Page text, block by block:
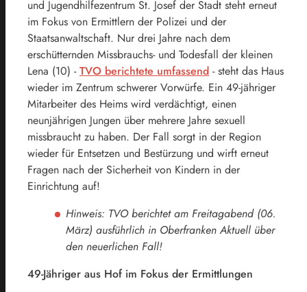
und Jugendhilfezentrum St. Josef der Stadt steht erneut
im Fokus von Ermittlern der Polizei und der
Staatsanwaltschaft. Nur drei Jahre nach dem
erschütternden Missbrauchs- und Todesfall der kleinen
Lena (10) -TVO berichtete umfassend - steht das Haus
wieder im Zentrum schwerer Vorwürfe. Ein 49-jähriger
Mitarbeiter des Heims wird verdächtigt, einen
neunjährigen Jungen über mehrere Jahre sexuell
missbraucht zu haben. Der Fall sorgt in der Region
wieder für Entsetzen und Bestürzung und wirft erneut
Fragen nach der Sicherheit von Kindern in der
Einrichtung auf!
Hinweis: TVO berichtet am Freitagabend (06.
März) ausführlich in Oberfranken Aktuell über
den neuerlichen Fall!
49-Jähriger aus Hof im Fokus der Ermittlungen